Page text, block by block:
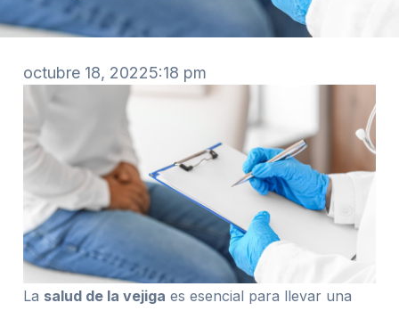
octubre 18, 20225:18 pm
La salud de la vejiga es esencial para llevar una